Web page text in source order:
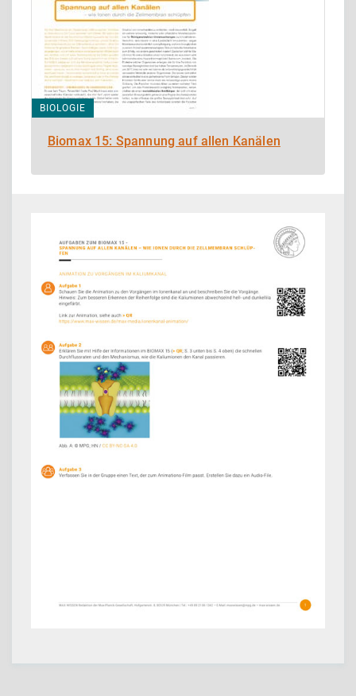
BIOLOGIE
Biomax 15: Spannung auf allen Kanälen